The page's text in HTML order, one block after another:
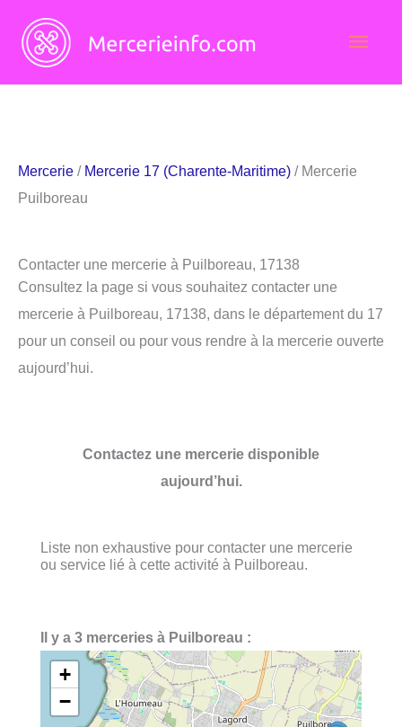
contenu
Mercerie / Mercerie 17 (Charente-Maritime) / Mercerie
Puilboreau
Contacter une mercerie à Puilboreau, 17138
Consultez la page si vous souhaitez contacter une
mercerie à Puilboreau, 17138, dans le département du 17
pour un conseil ou pour vous rendre à la mercerie ouverte
aujourd’hui.
Contactez une mercerie disponible
aujourd’hui.
Liste non exhaustive pour contacter une mercerie
ou service lié à cette activité à Puilboreau.
Il y a 3 merceries à Puilboreau :
+
−